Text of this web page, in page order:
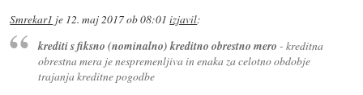
Smrekar1 je 12. maj 2017 ob 08:01 izjavil:
krediti s fiksno (nominalno) kreditno obrestno mero - kreditna
obrestna mera je nespremenljiva in enaka za celotno obdobje
trajanja kreditne pogodbe